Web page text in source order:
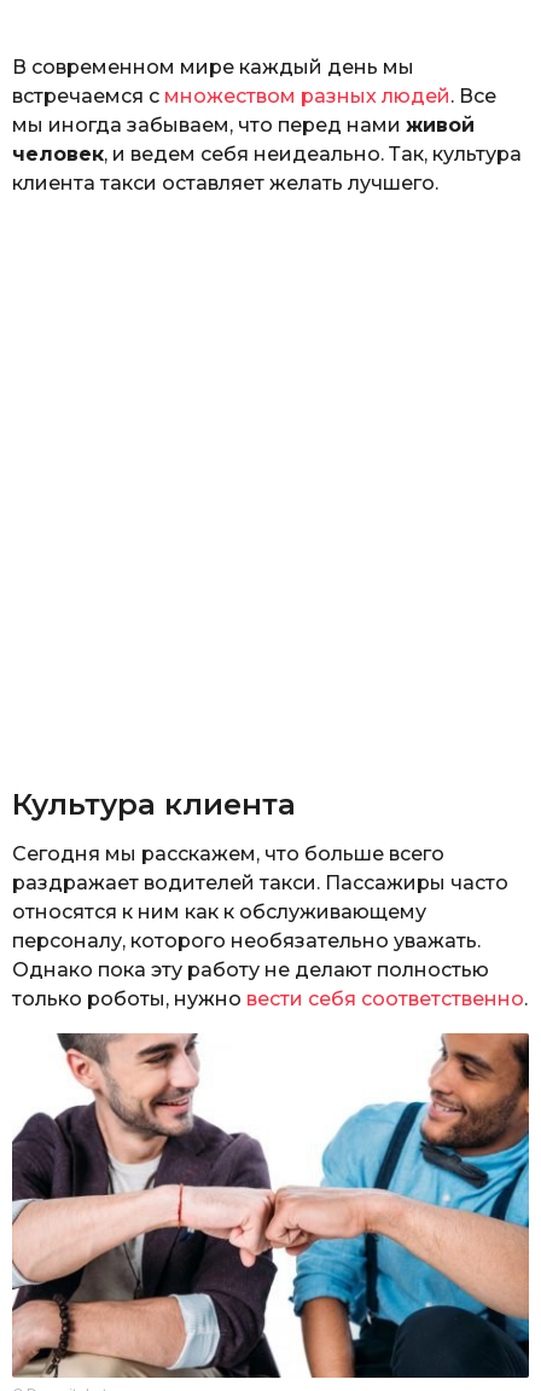
В современном мире каждый день мы
встречаемся с множеством разных людей. Все
мы иногда забываем, что перед нами живой
человек, и ведем себя неидеально. Так, культура
клиента такси оставляет желать лучшего.
Культура клиента
Сегодня мы расскажем, что больше всего
раздражает водителей такси. Пассажиры часто
относятся к ним как к обслуживающему
персоналу, которого необязательно уважать.
Однако пока эту работу не делают полностью
только роботы, нужно вести себя соответственно.